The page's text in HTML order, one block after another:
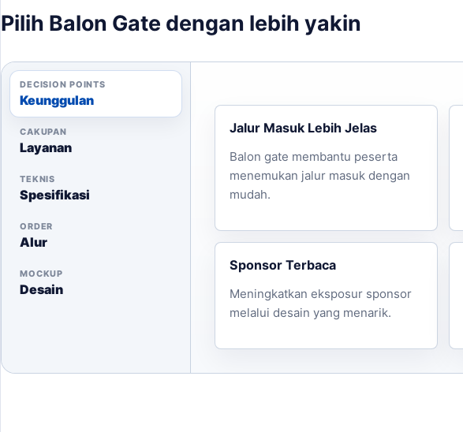
Pilih Balon Gate dengan lebih yakin
DECISION POINTS
Keunggulan
CAKUPAN
Layanan
TEKNIS
Spesifikasi
ORDER
Alur
MOCKUP
Desain
Jalur Masuk Lebih Jelas
Balon gate membantu peserta
menemukan jalur masuk dengan
mudah.
Sponsor Terbaca
Meningkatkan eksposur sponsor
melalui desain yang menarik.